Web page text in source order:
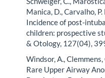
Manica, D., Carvalho,
Incidence of post-
children: prospective
& Otology, 127(04),
Windsor, A.,
Rare Upper Airway